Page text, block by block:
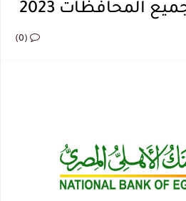
المحافظات 2023
(0)